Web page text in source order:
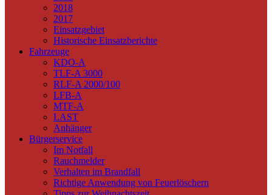
2018
2017
Einsatzgebiet
Historische Einsatzberichte
Fahrzeuge
KDO-A
TLF-A 3000
RLF-A 2000/100
LFB-A
MTF-A
LAST
Anhänger
Bürgerservice
Im Notfall
Rauchmelder
Verhalten im Brandfall
Richtige Anwendung von Feuerlöschern